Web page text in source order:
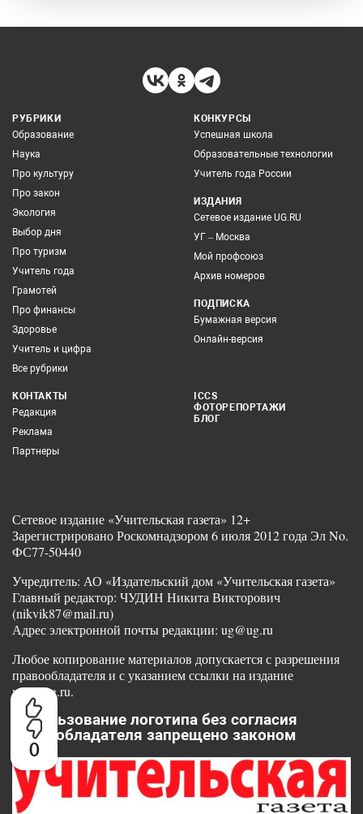
0
РУБРИКИ
Образование
Наука
Про культуру
Про закон
Экология
Выбор дня
Про туризм
Учитель года
Грамотей
Про финансы
Здоровье
Учитель и цифра
Все рубрики
КОНКУРСЫ
Успешная школа
Образовательные технологии
Учитель года России
ИЗДАНИЯ
Сетевое издание UG.RU
УГ – Москва
Мой профсоюз
Архив номеров
ПОДПИСКА
Бумажная версия
Онлайн-версия
КОНТАКТЫ
Редакция
Реклама
Партнеры
ICCS
ФОТОРЕПОРТАЖИ
БЛОГ
Сетевое издание «Учительская газета» 12+
Зарегистрировано Роскомнадзором 6 июля 2012 года Эл No.
ФС77-50440
Учредитель: АО «Издательский дом «Учительская газета»
Главный редактор: ЧУДИН Никита Викторович
(nikvik87@mail.ru)
Адрес электронной почты редакции: ug@ug.ru
Любое копирование материалов допускается с разрешения
правообладателя и с указанием ссылки на издание
www.ug.ru.
Использование логотипа без согласия
правообладателя запрещено законом